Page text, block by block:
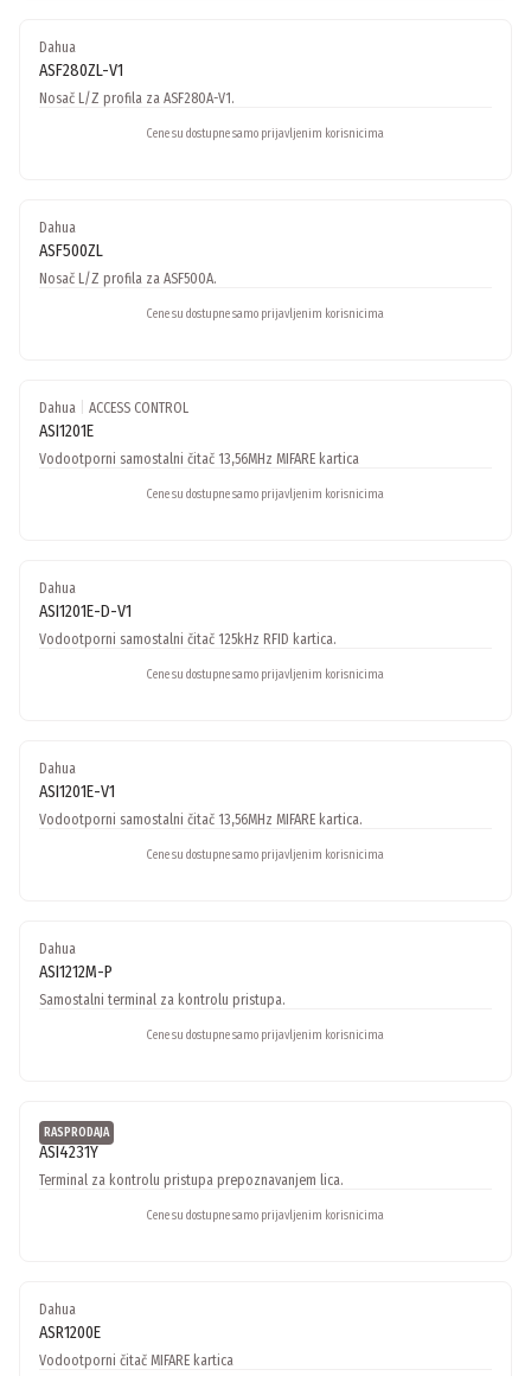
Dahua
ASF280ZL-V1
Nosač L/Z profila za ASF280A-V1.
Cene su dostupne samo prijavljenim korisnicima
Dahua
ASF500ZL
Nosač L/Z profila za ASF500A.
Cene su dostupne samo prijavljenim korisnicima
Dahua ACCESS CONTROL
ASI1201E
Vodootporni samostalni čitač 13,56MHz MIFARE kartica
Cene su dostupne samo prijavljenim korisnicima
Dahua
ASI1201E-D-V1
Vodootporni samostalni čitač 125kHz RFID kartica.
Cene su dostupne samo prijavljenim korisnicima
Dahua
ASI1201E-V1
Vodootporni samostalni čitač 13,56MHz MIFARE kartica.
Cene su dostupne samo prijavljenim korisnicima
Dahua
ASI1212M-P
Samostalni terminal za kontrolu pristupa.
Cene su dostupne samo prijavljenim korisnicima
RASPRODAJA
Dahua
ASI4231Y
Terminal za kontrolu pristupa prepoznavanjem lica.
Cene su dostupne samo prijavljenim korisnicima
Dahua
ASR1200E
Vodootporni čitač MIFARE kartica